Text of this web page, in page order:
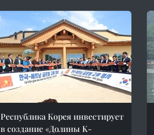
Республика Корея инвестирует
в создание «Долины K-